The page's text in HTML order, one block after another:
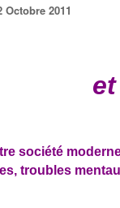
Octobre 2011
société
troubles